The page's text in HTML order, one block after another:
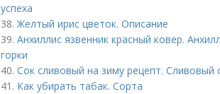
успеха
38.Желтый ирис цветок. Описание
39. Анхиллис язвенник красный ковер.
горки
40. Сок сливовый на зиму рецепт. Сливовый
41. Как убирать табак. Сорта